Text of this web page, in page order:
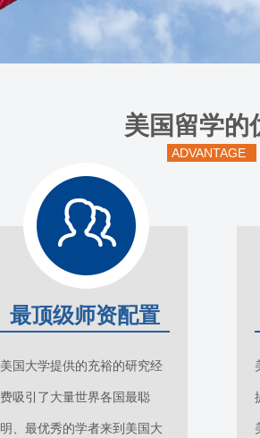
美国留学的
ADVANTAGE
最顶级师资配置
美国大学提供的充裕的研究经
费吸引了大量世界各国最聪
明、最优秀的学者来到美国大